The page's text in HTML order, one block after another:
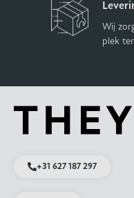
Wij
plek
+31 627 187 297